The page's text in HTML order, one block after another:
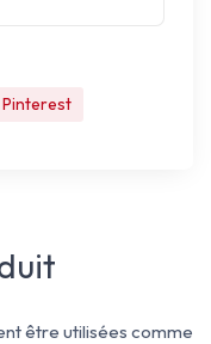
Pinterest
être utilisées comme